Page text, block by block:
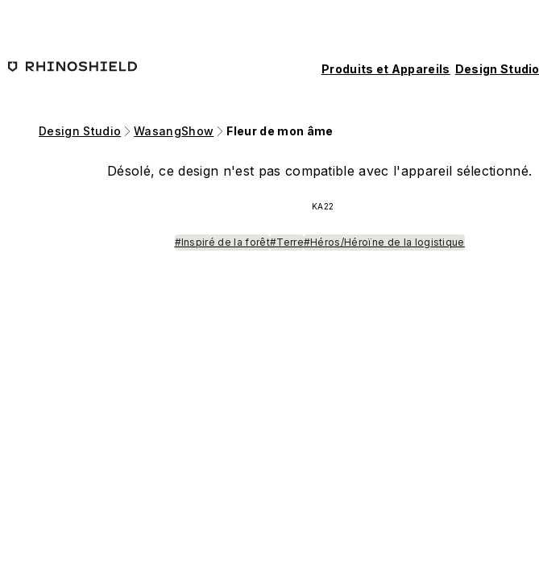
Produits et Appareils Design Studio
Design Studio WasangShow Fleur de mon âme
Désolé, ce design n'est pas compatible avec l'appareil sélectionné.
KA22
#Inspiré de la forêt#Terre#Héros/Héroïne de la logistique